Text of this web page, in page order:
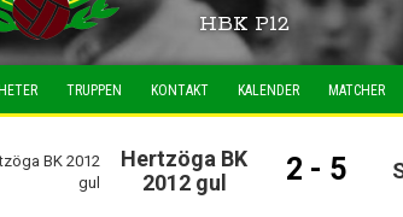
HBK P12
TRUPPEN KONTAKT KALENDER MATCHER
Hertzöga BK
2012 gul
2 - 5